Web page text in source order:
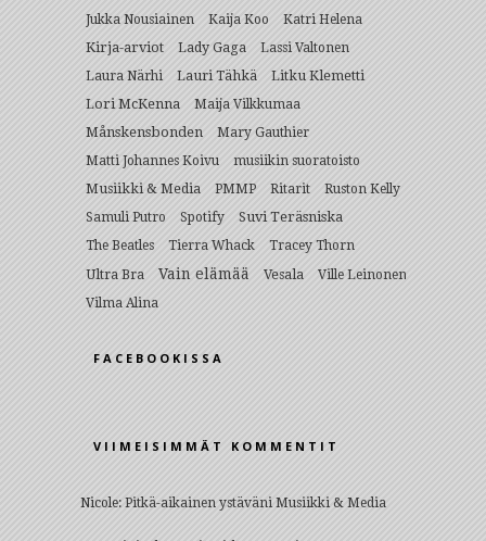
Jukka Nousiainen
Kaija Koo Katri Helena
Kirja-arviot Lady Gaga
Lassi Valtonen
Laura Närhi
Lauri Tähkä
Litku Klemetti
Lori McKenna
Maija Vilkkumaa
Månskensbonden
Mary Gauthier
Matti Johannes Koivu
musiikin suoratoisto
Musiikki & Media PMMP Ritarit
Ruston Kelly
Samuli Putro
Spotify Suvi Teräsniska
The Beatles Tierra Whack Tracey Thorn
Ultra Bra Vain elämää Vesala
Ville Leinonen
Vilma Alina
FACEBOOKISSA
VIIMEISIMMÄT KOMMENTIT
Nicole: Pitkä-aikainen ystäväni Musiikki & Media